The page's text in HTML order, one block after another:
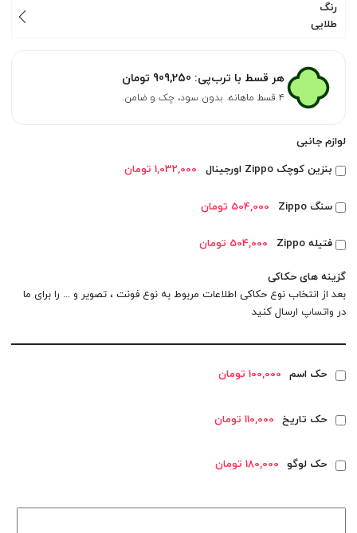
رنگ
طلایی
هر قسط با ترب‌پی: 909,250 تومان
۴ قسط ماهانه. بدون سود، چک و ضامن.
لوازم جانبی
بنزین کوچک Zippo اورجینال
1,032,000 تومان
سنگ Zippo 504,000 تومان
فتیله Zippo 504,000 تومان
گزینه های حکاکی
بعد از انتخاب نوع حکاکی اطلاعات مربوط به نوع فونت ، تصویر و ... را برای ما
در واتساپ ارسال کنید
حک اسم 100,000 تومان
حک تاریخ 110,000 تومان
حک لوگو 180,000 تومان